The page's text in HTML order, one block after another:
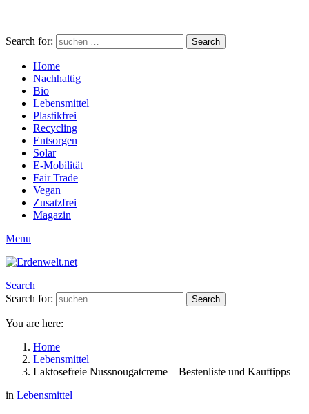
Search for: Search
Home
Nachhaltig
Bio
Lebensmittel
Plastikfrei
Recycling
Entsorgen
Solar
E-Mobilität
Fair Trade
Vegan
Zusatzfrei
Magazin
Menu
Search
Search for:
Search
You are here:
Home
Lebensmittel
Laktosefreie Nussnougatcreme – Bestenliste und Kauftipps
in Lebensmittel